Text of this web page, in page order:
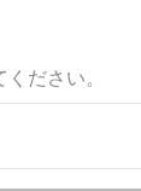
ださい。